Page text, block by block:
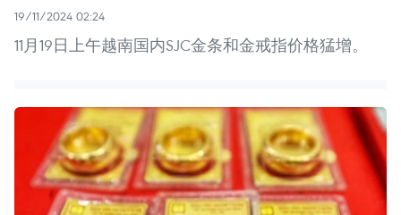
19/11/2024 02:24
11月19日上午越南国内SJC金条和金戒指价格猛增。